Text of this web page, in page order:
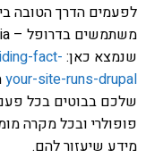
לפעמים הדרך הטובה
שנמצא כאן: fact-
your-site-runs-drupal
שלכם בבוטים בכל
פופולרי ובכל מקרה
מידע שיעזור להם.